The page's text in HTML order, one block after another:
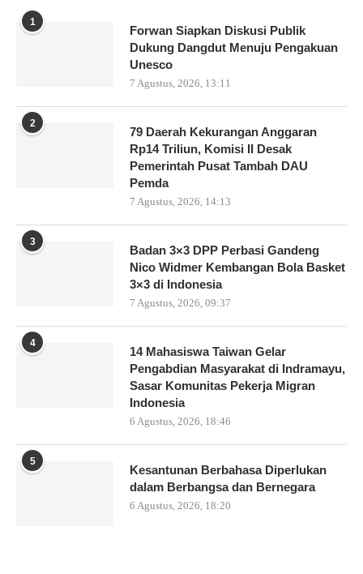
1
Forwan Siapkan Diskusi Publik
Dukung Dangdut Menuju Pengakuan
Unesco
7 Agustus, 2026, 13:11
2
79 Daerah Kekurangan Anggaran
Rp14 Triliun, Komisi II Desak
Pemerintah Pusat Tambah DAU
Pemda
7 Agustus, 2026, 14:13
3
Badan 3×3 DPP Perbasi Gandeng
Nico Widmer Kembangan Bola Basket
3×3 di Indonesia
7 Agustus, 2026, 09:37
4
14 Mahasiswa Taiwan Gelar
Pengabdian Masyarakat di Indramayu,
Sasar Komunitas Pekerja Migran
Indonesia
6 Agustus, 2026, 18:46
5
Kesantunan Berbahasa Diperlukan
dalam Berbangsa dan Bernegara
6 Agustus, 2026, 18:20